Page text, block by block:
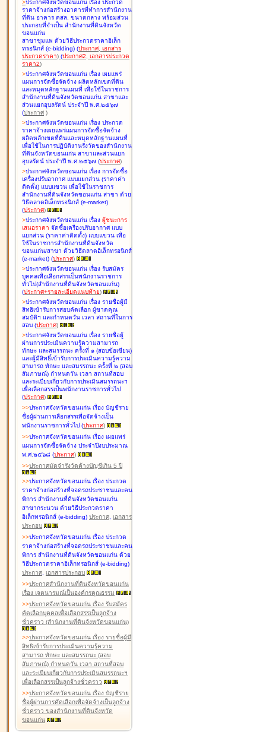
>ประกาศจังหวัดขอนแก่น เรื่อง ประกวด
ราคาจ้างก่อสร้างอาคารที่ทำการสำนักงาน
ที่ดิน อาคาร คสล. ขนาดกลาง พร้อมส่วน
ประกอบที่จำเป็น สำนักงานที่ดินจังหวัด
ขอนแก่น
สาขาชุมแพ ด้วยวิธีประกวดราคาอิเล็ก
ทรอนิกส์ (e-bidding) (ประกาศ, เอกสาร
ประกวดราคา) (ประกาศ2, เอกสารประกวด
ราคา2)
>ประกาศจังหวัดขอนแก่น เรื่อง เผยแพร่
แผนการจัดซื้อจัดจ้าง ผลิตหลักเขตที่ดิน
และหมุดหลักฐานแผนที่ เพื่อใช้ในราชการ
สำนักงานที่ดินจังหวัดขอนแก่น สาขาและ
ส่วนแยกอุบลรัตน์ ประจำปี พ.ศ.๒๕๖๗
(ประกาศ )
>ประกาศจังหวัดขอนแก่น เรื่อง ประกวด
ราคาจ้างเผยแพร่แผนการจัดซื้อจัดจ้าง
ผลิตหลักเขตที่ดินและหมุดหลักฐานแผนที่
เพื่อใช้ในการปฏิบัติงานรังวัดของสำนักงาน
ที่ดินจังหวัดขอนแก่น สาขาและส่วนแยก
อุบลรัตน์ ประจำปี พ.ศ.๒๕๖๗ (ประกาศ)
>ประกาศจังหวัดขอนแก่น เรื่อง การจัดซื้อ
เครื่องปรับอากาศ แบบแยกส่วน (ราคาค่า
ติดตั้ง) แบบแขวน เพื่อใช้ในราชการ
สำนักงานที่ดินจังหวัดขอนแก่น สาขา ด้วย
วิธีตลาดอิเล็กทรอนิกส์ (e-market)
(ประกาศ)
>ประกาศจังหวัดขอนแก่น เรื่อง ผู้ชนะการ
เสนอราคา จัดซื้อเครื่องปรับอากาศ แบบ
แยกส่วน (ราคาค่าติดตั้ง) แบบแขวน เพื่อ
ใช้ในราชการสำนักงานที่ดินจังหวัด
ขอนแก่น/สาขา ด้วยวิธีตลาดอิเล็กทรอนิกส์
(e-market) (ประกาศ)
>ประกาศจังหวัดขอนแก่น เรื่อง รับสมัคร
บุคคลเพื่อเลือกสรรเป็นพนักงานราชการ
ทั่วไป(สำนักงานที่ดินจังหวัดขอนแก่น)
(ประกาศ+รายละเอียดแนบท้าย)
>ประกาศจังหวัดขอนแก่น เรื่อง รายชื่อผู้มี
สิทธิเข้ารับการสอบคัดเลือก ผู้ขาดคุณ
สมบัติฯ และกำหนดวัน เวลา สถานที่ในการ
สอบ (ประกาศ)
>ประกาศจังหวัดขอนแก่น เรื่อง รายชื่อผู้
ผ่านการประเมินความรู้ความสามารถ
ทักษะ และสมรรถนะ ครั้งที่ ๑ (สอบข้อเขียน)
และผู้มีสิทธิ์เข้ารับการประเมินความรู้ความ
สามารถ ทักษะ และสมรรถนะ ครั้งที่ ๒ (สอบ
สัมภาษณ์) กำหนดวัน เวลา สถานที่สอบ
และระเบียบเกี่ยวกับการประเมินสมรรถนะฯ
เพื่อเลือกสรรเป็นพนักงานราชการทั่วไป
(ประกาศ)
>>ประกาศจังหวัดขอนแก่น เรื่อง บัญชีราย
ชื่อผู้ผ่านการเลือกสรรเพื่อจัดจ้างเป็น
พนักงานราชการทั่วไป (ประกาศ)
>>ประกาศจังหวัดขอนแก่น เรื่อง เผยแพร่
แผนการจัดซื้อจัดจ้าง ประจำปีงบประมาณ
พ.ศ.๒๕๖๘ (ประกาศ)
>>ประกาศมัดจำรังวัดค้างบัญชีเกิน 5 ปี
>>ประกาศจังหวัดขอนแก่น เรื่อง ประกวด
ราคาจ้างก่อสร้างที่จอดรถประชาชนและคน
พิการ สำนักงานที่ดินจังหวัดขอนแก่น
สาขากระนวน ด้วยวิธีประกวดราคา
อิเล็กทรอนิกส์ (e-bidding) ประกาศ, เอกสาร
ประกอบ
>>ประกาศจังหวัดขอนแก่น เรื่อง ประกวด
ราคาจ้างก่อสร้างที่จอดรถประชาชนและคน
พิการ สำนักงานที่ดินจังหวัดขอนแก่น ด้วย
วิธีประกวดราคาอิเล็กทรอนิกส์ (e-bidding)
ประกาศ, เอกสารประกอบ
>>ประกาศสำนักงานที่ดินจังหวัดขอนแก่น
เรื่อง เจตนารมณ์เป็นองค์กรคุณธรรม
>>ประกาศจังหวัดขอนแก่น เรื่อง รับสมัคร
คัดเลือกบุคคลเพื่อเลือกสรรเป็นลูกจ้าง
ชั่วคราว (สำนักงานที่ดินจังหวัดขอนแก่น)
>>ประกาศจังหวัดขอนแก่น เรื่อง รายชื่อผู้มี
สิทธิเข้ารับการประเมินความรู้ความ
สามารถ ทักษะ และสมรรถนะ (สอบ
สัมภาษณ์) กำหนดวัน เวลา สถานที่สอบ
และระเบียบเกี่ยวกับการประเมินสมรรถนะฯ
เพื่อเลือกสรรเป็นลูกจ้างชั่วคราว
>>ประกาศจังหวัดขอนแก่น เรื่อง บัญชีราย
ชื่อผู้ผ่านการคัดเลือกเพื่อจัดจ้างเป็นลูกจ้าง
ชั่วคราว ของสำนักงานที่ดินจังหวัด
ขอนแก่น